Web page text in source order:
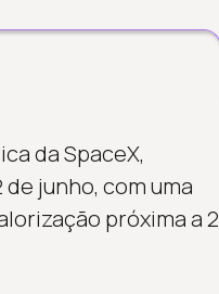
da SpaceX,
junho, com uma
próxima a 2